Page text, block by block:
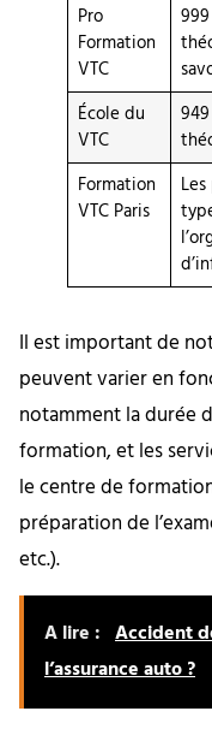
Pro
Formation
VTC
École du
VTC
Formation
VTC Paris
Il est important de
peuvent varier en
notamment la durée
formation, et les
le centre de
préparation de
etc.).
A lire : Accident
l’assurance auto ?